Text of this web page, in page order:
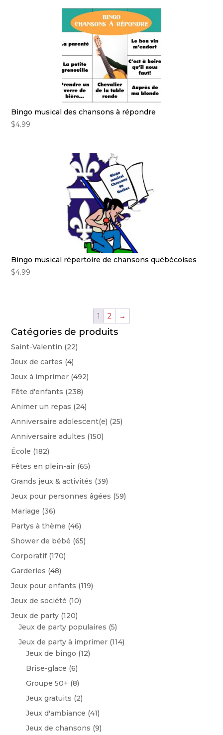
Bingo musical des chansons à répondre
$4.99
Bingo musical répertoire de chansons québécoises
$4.99
1 2 →
Catégories de produits
Saint-Valentin (22)
Jeux de cartes (4)
Jeux à imprimer (492)
Fête d'enfants (238)
Animer un repas (24)
Anniversaire adolescent(e) (25)
Anniversaire adultes (150)
École (182)
Fêtes en plein-air (65)
Grands jeux & activités (39)
Jeux pour personnes âgées (59)
Mariage (36)
Partys à thème (46)
Shower de bébé (65)
Corporatif (170)
Garderies (48)
Jeux pour enfants (119)
Jeux de société (10)
Jeux de party (120)
Jeux de party populaires (5)
Jeux de party à imprimer (114)
Jeux de bingo (12)
Brise-glace (6)
Groupe 50+ (8)
Jeux gratuits (2)
Jeux d'ambiance (41)
Jeux de chansons (9)